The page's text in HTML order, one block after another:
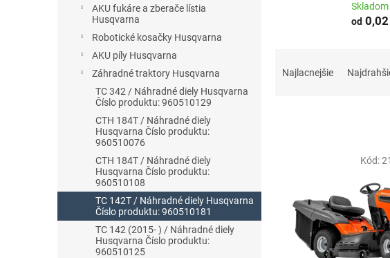
AKU fukáre a zberače lístia
Husqvarna
Robotické kosačky Husqvarna
AKU píly Husqvarna
Záhradné traktory Husqvarna
TC 342 / Náhradné diely Husqvarna
Číslo produktu: 960510129
CTH 184T / Náhradné diely
Husqvarna Číslo produktu:
960510076
CTH 184T / Náhradné diely
Husqvarna Číslo produktu:
960510108
TC 142T / Náhradné diely Husqvarna
Číslo produktu: 960510181
TC 142 (2015- ) / Náhradné diely
Husqvarna Číslo produktu:
960510125
od
Najlacnejšie
Kód: